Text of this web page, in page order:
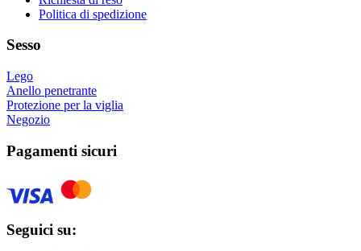
prodotto
Politica di spedizione
Sesso
Lego
Anello penetrante
Protezione per la viglia
Negozio
Pagamenti sicuri
Seguici su: